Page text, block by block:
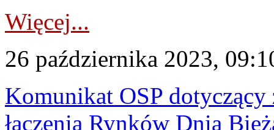
Więcej...
26 października 2023,
Komunikat OSP dotyczący
łączenia Rynków Dnia